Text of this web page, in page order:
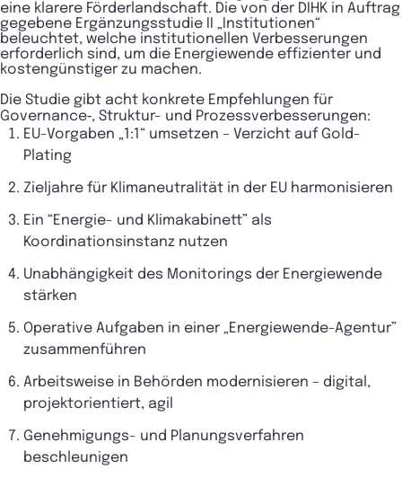
eine klarere Förderlandschaft. Die von der DIHK in Auftrag
gegebene Ergänzungsstudie II „Institutionen“
beleuchtet, welche institutionellen Verbesserungen
erforderlich sind, um die Energiewende effizienter und
kostengünstiger zu machen.
Die Studie gibt acht konkrete Empfehlungen für
Governance‑, Struktur- und Prozessverbesserungen:
EU-Vorgaben „1:1“ umsetzen – Verzicht auf Gold-
Plating
Zieljahre für Klimaneutralität in der EU harmonisieren
Ein “Energie- und Klimakabinett” als
Koordinationsinstanz nutzen
Unabhängigkeit des Monitorings der Energiewende
stärken
Operative Aufgaben in einer „Energiewende-Agentur”
zusammenführen
Arbeitsweise in Behörden modernisieren – digital,
projektorientiert, agil
Genehmigungs- und Planungsverfahren
beschleunigen